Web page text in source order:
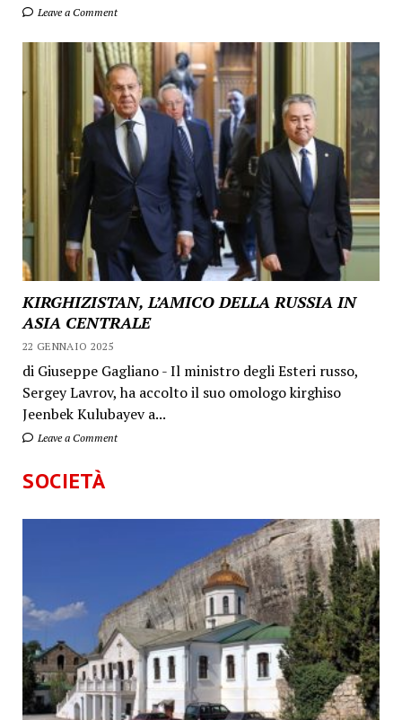
Leave a Comment
KIRGHIZISTAN, L’AMICO DELLA RUSSIA IN
ASIA CENTRALE
22 GENNAIO 2025
di Giuseppe Gagliano - Il ministro degli Esteri russo,
Sergey Lavrov, ha accolto il suo omologo kirghiso
Jeenbek Kulubayev a...
Leave a Comment
SOCIETÀ